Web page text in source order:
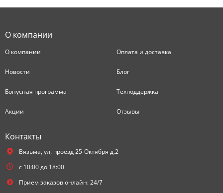
О компании
О компании Оплата и доставка
Новости Блог
Бонусная программа Техподдержка
Акции Отзывы
Контакты
Вязьма, ул. проезд 25-Октября д.2
с 10:00 до 18:00
Прием заказов онлайн: 24/7